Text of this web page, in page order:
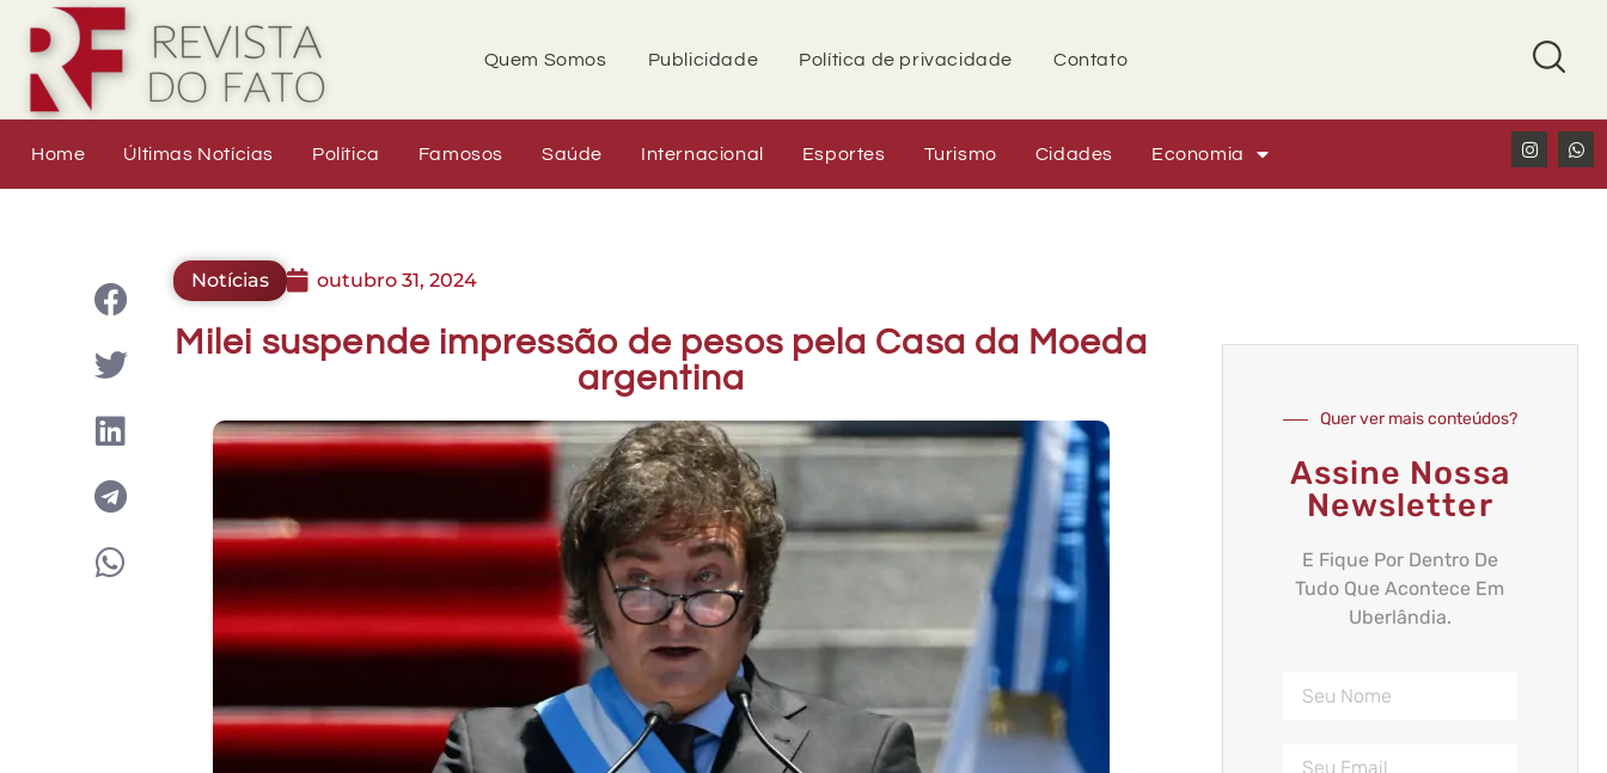
Quem Somos Publicidade Política de privacidade Contato
Home Últimas Notícias Política Famosos Saúde Internacional Esportes Turismo Cidades Economia
Notícias outubro 31, 2024
Milei suspende impressão de pesos pela Casa da Moeda
argentina
Quer ver mais conteúdos?
Assine Nossa
Newsletter
E Fique Por Dentro De
Tudo Que Acontece Em
Uberlândia.